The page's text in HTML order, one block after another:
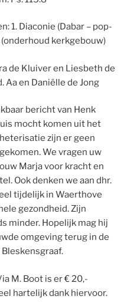
1. Diaconie (Dabar – pop-
kerkgebouw)
de Kluiver en Liesbeth de
Aa en Daniëlle de Jong
bericht van Henk
mocht komen uit het
zijn er geen
We vragen uw
Marja voor kracht en
Ook denken we aan dhr.
tijdelijk in Waerthove
gezondheid. Zijn
minder. Hopelijk mag hij
omgeving terug in de
Bleskensgraaf.
M. Boot is er € 20,-
hartelijk dank hiervoor.